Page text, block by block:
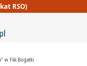
RSO)
w Filii Bogatki